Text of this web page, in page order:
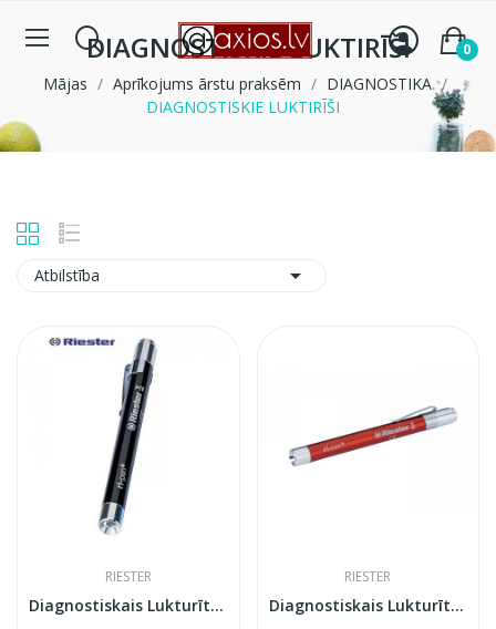
0
DIAGNOSTISKIE LUKTIRĪŠI
Mājas Aprīkojums ārstu praksēm
DIAGNOSTIKA
DIAGNOSTISKIE LUKTIRĪŠI
Atbilstība 
RIESTER
Diagnostiskais Lukturītis Ri-pen Riester mēlns
RIESTER
Diagnostiskais Lukturītis Ri-pen Riester